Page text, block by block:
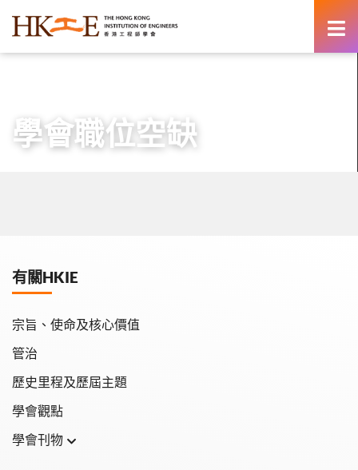
學會職位空缺
有關HKIE
宗旨、使命及核心價值
管治
歷史里程及歷屆主題
學會觀點
學會刊物